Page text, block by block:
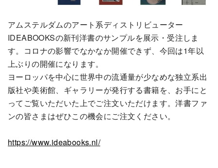
アムステルダムのアート系ディストリビューター
IDEABOOKSの新刊洋書のサンプルを展示・受注しま
す。コロナの影響でなかなか開催できず、今回は1年以
上ぶりの開催になります。
ヨーロッパを中心に世界中の流通量が少なめな独立系出
版社や美術館、ギャラリーが発行する書籍を、お手にと
ってご覧いただいた上でご注文いただけます。洋書ファ
ンの皆さまはぜひこの機会にご注文ください。
https://www.ideabooks.nl/